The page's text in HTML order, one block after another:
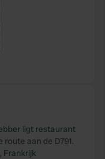
ligt restaurant
route aan de D791.
Frankrijk